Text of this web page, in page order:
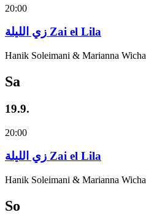
20:00
زي‌ اللیلة Zai el Lila
Hanik Soleimani & Marianna Wicha
Sa
19.9.
20:00
زي‌ اللیلة Zai el Lila
Hanik Soleimani & Marianna Wicha
So